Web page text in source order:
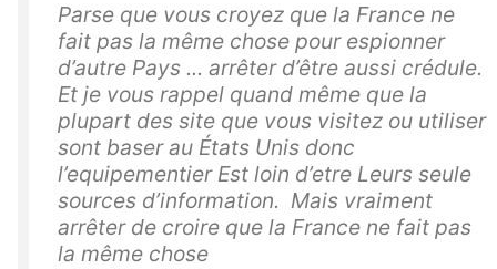
Parse que vous croyez que la France ne
fait pas la même chose pour espionner
d’autre Pays ... arrêter d’être aussi crédule.
Et je vous rappel quand même que la
plupart des site que vous visitez ou utiliser
sont baser au États Unis donc
l’equipementier Est loin d’etre Leurs seule
sources d’information. Mais vraiment
arrêter de croire que la France ne fait pas
la même chose